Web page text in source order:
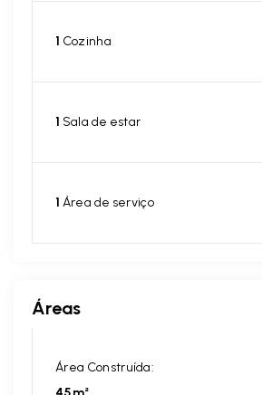
1 Cozinha
1 Sala de estar
1 Área de serviço
Áreas
Área Construída: